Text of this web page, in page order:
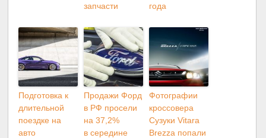
запчасти
года
Подготовка к
длительной
поездке на
авто
Продажи Форд
в РФ просели
на 37,2%
в середине
Фотографии
кроссовера
Сузуки Vitara
Brezza попали